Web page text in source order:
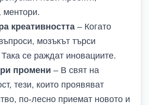
ментори.
креативността – Когато
мозъкът търси
се раждат иновациите.
промени – В свят на
тези, които проявяват
по-лесно приемат новото и